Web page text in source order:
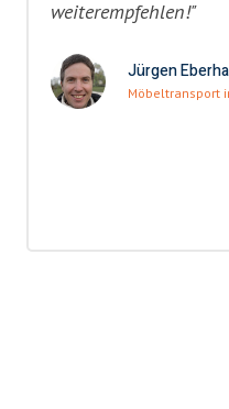
weiterempfehlen!"
Jürgen
Möbeltransport